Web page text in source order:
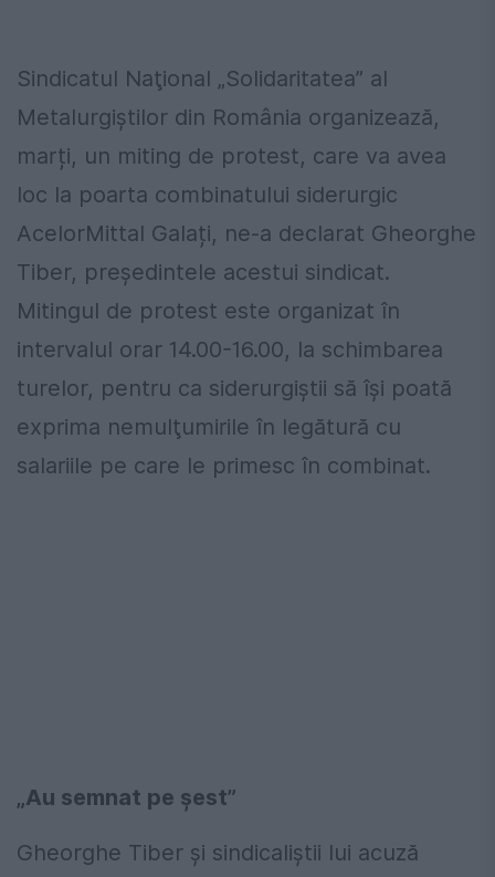
Sindicatul Naţional „Solidaritatea” al
Metalurgiştilor din România organizează,
marți, un miting de protest, care va avea
loc la poarta combinatului siderurgic
AcelorMittal Galați, ne-a declarat Gheorghe
Tiber, președintele acestui sindicat.
Mitingul de protest este organizat în
intervalul orar 14.00-16.00, la schimbarea
turelor, pentru ca siderurgiştii să îşi poată
exprima nemulţumirile în legătură cu
salariile pe care le primesc în combinat.
„Au semnat pe șest”
Gheorghe Tiber și sindicaliștii lui acuză